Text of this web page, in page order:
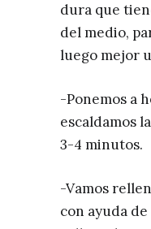
dura que
del medio,
luego mejor
-Ponemos a
escaldamos
3-4 minutos.
-Vamos
con ayuda